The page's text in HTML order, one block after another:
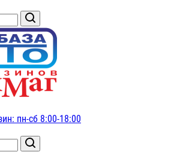
пн-сб 8:00-18:00